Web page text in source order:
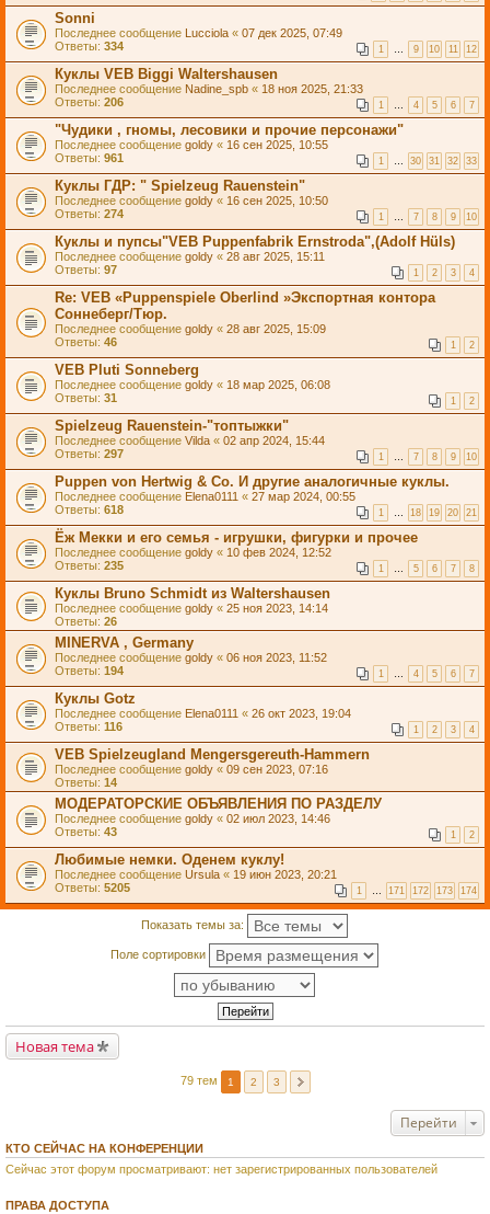
Sonni
Последнее сообщение Lucciola « 07 дек 2025, 07:49
Ответы: 334 1 … 9 10 11 12
Куклы VEB Biggi Waltershausen
Последнее сообщение Nadine_spb « 18 ноя 2025, 21:33
Ответы: 206 1 … 4 5 6 7
"Чудики , гномы, лесовики и прочие персонажи"
Последнее сообщение goldy « 16 сен 2025, 10:55
Ответы: 961 1 … 30 31 32 33
Куклы ГДР: " Spielzeug Rauenstein"
Последнее сообщение goldy « 16 сен 2025, 10:50
Ответы: 274 1 … 7 8 9 10
Куклы и пупсы"VEB Puppenfabrik Ernstroda",(Adolf Hüls)
Последнее сообщение goldy « 28 авг 2025, 15:11
Ответы: 97 1 2 3 4
Re: VEB «Puppenspiele Oberlind »Экспортная контора
Соннеберг/Тюр.
Последнее сообщение goldy « 28 авг 2025, 15:09
Ответы: 46 1 2
VEB Pluti Sonneberg
Последнее сообщение goldy « 18 мар 2025, 06:08
Ответы: 31 1 2
Spielzeug Rauenstein-"топтыжки"
Последнее сообщение Vilda « 02 апр 2024, 15:44
Ответы: 297 1 … 7 8 9 10
Puppen von Hertwig & Co. И другие аналогичные куклы.
Последнее сообщение Elena0111 « 27 мар 2024, 00:55
Ответы: 618 1 … 18 19 20 21
Ёж Мекки и его семья - игрушки, фигурки и прочее
Последнее сообщение goldy « 10 фев 2024, 12:52
Ответы: 235 1 … 5 6 7 8
Куклы Bruno Schmidt из Waltershausen
Последнее сообщение goldy « 25 ноя 2023, 14:14
Ответы: 26
MINERVA , Germany
Последнее сообщение goldy « 06 ноя 2023, 11:52
Ответы: 194 1 … 4 5 6 7
Куклы Gotz
Последнее сообщение Elena0111 « 26 окт 2023, 19:04
Ответы: 116 1 2 3 4
VEB Spielzeugland Mengersgereuth-Hammern
Последнее сообщение goldy « 09 сен 2023, 07:16
Ответы: 14
МОДЕРАТОРСКИЕ ОБЪЯВЛЕНИЯ ПО РАЗДЕЛУ
Последнее сообщение goldy « 02 июл 2023, 14:46
Ответы: 43 1 2
Любимые немки. Оденем куклу!
Последнее сообщение Ursula « 19 июн 2023, 20:21
Ответы: 5205 1 … 171 172 173 174
Показать темы за:
Поле сортировки
Новая тема
79 тем 1 2 3
Перейти
КТО СЕЙЧАС НА КОНФЕРЕНЦИИ
Сейчас этот форум просматривают: нет зарегистрированных пользователей
ПРАВА ДОСТУПА